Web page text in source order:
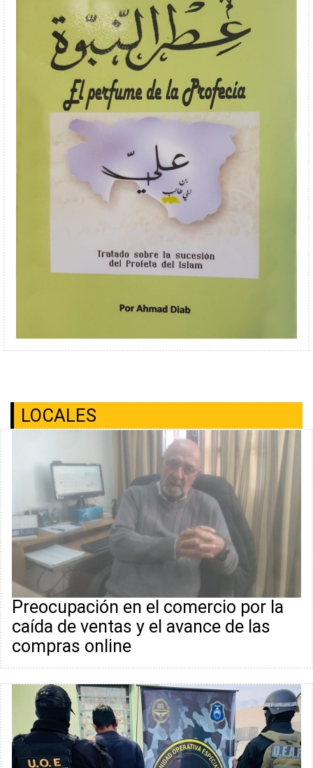
LOCALES
Preocupación en el comercio por la
caída de ventas y el avance de las
compras online